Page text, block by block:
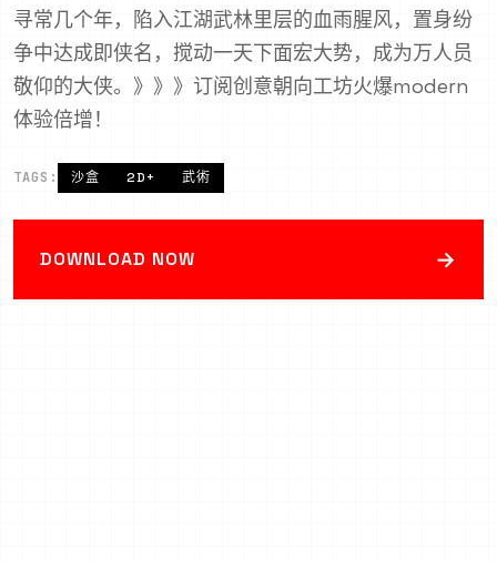
寻常几个年，陷入江湖武林里层的血雨腥风，置身纷
争中达成即侠名，搅动一天下面宏大势，成为万人员
敬仰的大侠。》》》订阅创意朝向工坊火爆modern
体验倍增！
TAGS: 沙盒 2D+ 武術
DOWNLOAD NOW →